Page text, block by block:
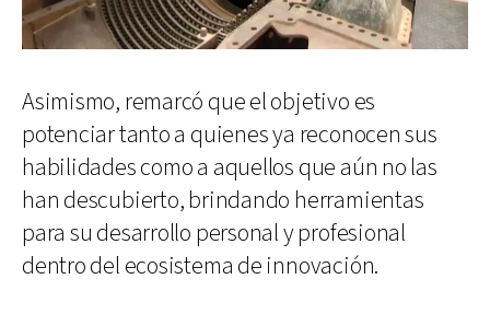
Asimismo, remarcó que el objetivo es
potenciar tanto a quienes ya reconocen sus
habilidades como a aquellos que aún no las
han descubierto, brindando herramientas
para su desarrollo personal y profesional
dentro del ecosistema de innovación.